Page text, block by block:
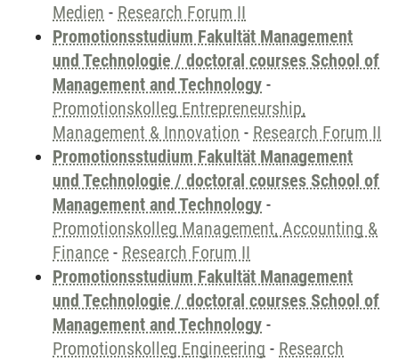
Medien - Research Forum II
Promotionsstudium Fakultät Management
und Technologie / doctoral courses School of
Management and Technology -
Promotionskolleg Entrepreneurship,
Management & Innovation - Research Forum II
Promotionsstudium Fakultät Management
und Technologie / doctoral courses School of
Management and Technology -
Promotionskolleg Management, Accounting &
Finance - Research Forum II
Promotionsstudium Fakultät Management
und Technologie / doctoral courses School of
Management and Technology -
Promotionskolleg Engineering - Research